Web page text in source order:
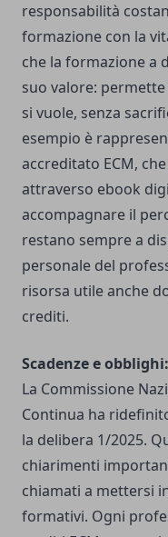
responsabilità
formazione con la
che la formazione a
suo valore:
si vuole, senza
esempio è
accreditato ECM,
attraverso ebook
accompagnare il
restano sempre a
personale del
risorsa utile anche
crediti.
Scadenze e
La Commissione
Continua ha
la delibera 1/2025.
chiarimenti
chiamati a mettersi
formativi. Ogni